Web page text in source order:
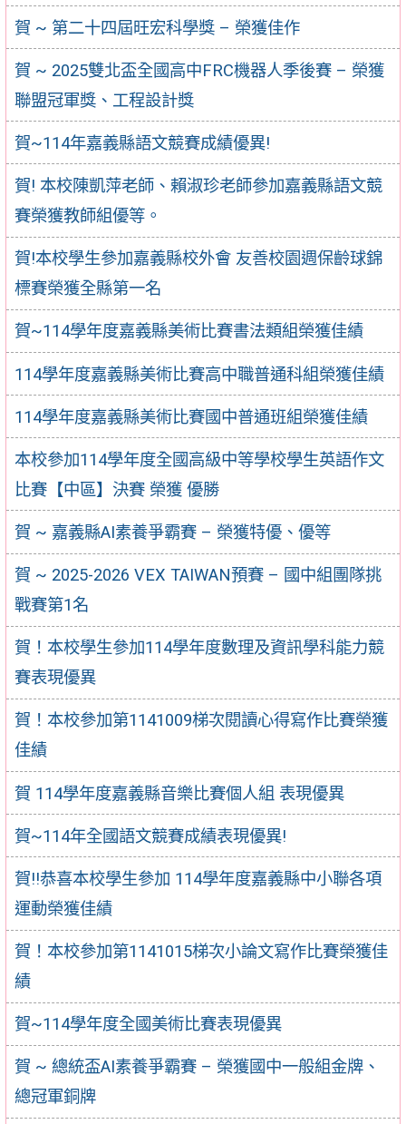
賀 ~ 第二十四屆旺宏科學獎 – 榮獲佳作
賀 ~ 2025雙北盃全國高中FRC機器人季後賽 – 榮獲
聯盟冠軍獎、工程設計獎
賀~114年嘉義縣語文競賽成績優異!
賀! 本校陳凱萍老師、賴淑珍老師參加嘉義縣語文競
賽榮獲教師組優等。
賀!本校學生參加嘉義縣校外會 友善校園週保齡球錦
標賽榮獲全縣第一名
賀~114學年度嘉義縣美術比賽書法類組榮獲佳績
114學年度嘉義縣美術比賽高中職普通科組榮獲佳績
114學年度嘉義縣美術比賽國中普通班組榮獲佳績
本校參加114學年度全國高級中等學校學生英語作文
比賽【中區】決賽 榮獲 優勝
賀 ~ 嘉義縣AI素養爭霸賽 – 榮獲特優、優等
賀 ~ 2025-2026 VEX TAIWAN預賽 – 國中組團隊挑
戰賽第1名
賀！本校學生參加114學年度數理及資訊學科能力競
賽表現優異
賀！本校參加第1141009梯次閱讀心得寫作比賽榮獲
佳績
賀 114學年度嘉義縣音樂比賽個人組 表現優異
賀~114年全國語文競賽成績表現優異!
賀!!恭喜本校學生參加 114學年度嘉義縣中小聯各項
運動榮獲佳績
賀！本校參加第1141015梯次小論文寫作比賽榮獲佳
績
賀~114學年度全國美術比賽表現優異
賀 ~ 總統盃AI素養爭霸賽 – 榮獲國中一般組金牌、
總冠軍銅牌